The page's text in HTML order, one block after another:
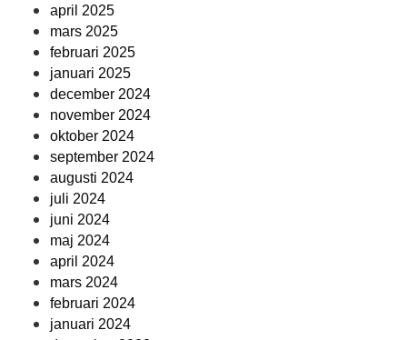
april 2025
mars 2025
februari 2025
januari 2025
december 2024
november 2024
oktober 2024
september 2024
augusti 2024
juli 2024
juni 2024
maj 2024
april 2024
mars 2024
februari 2024
januari 2024